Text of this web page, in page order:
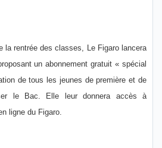
la rentrée des classes, Le Figaro lancera
un abonnement gratuit « spécial
de tous les jeunes de première et de
le Bac. Elle leur donnera accès à
ligne du Figaro.